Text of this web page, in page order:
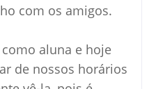
com os amigos.
aluna e hoje
de nossos horários